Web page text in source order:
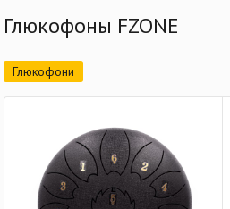
Глюкофоны FZONE
Глюкофони